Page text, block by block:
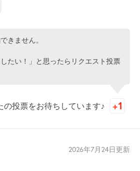
きません。
たい！」と思ったらリクエスト投票
の投票をお待ちしています♪
2026年7月24日更新